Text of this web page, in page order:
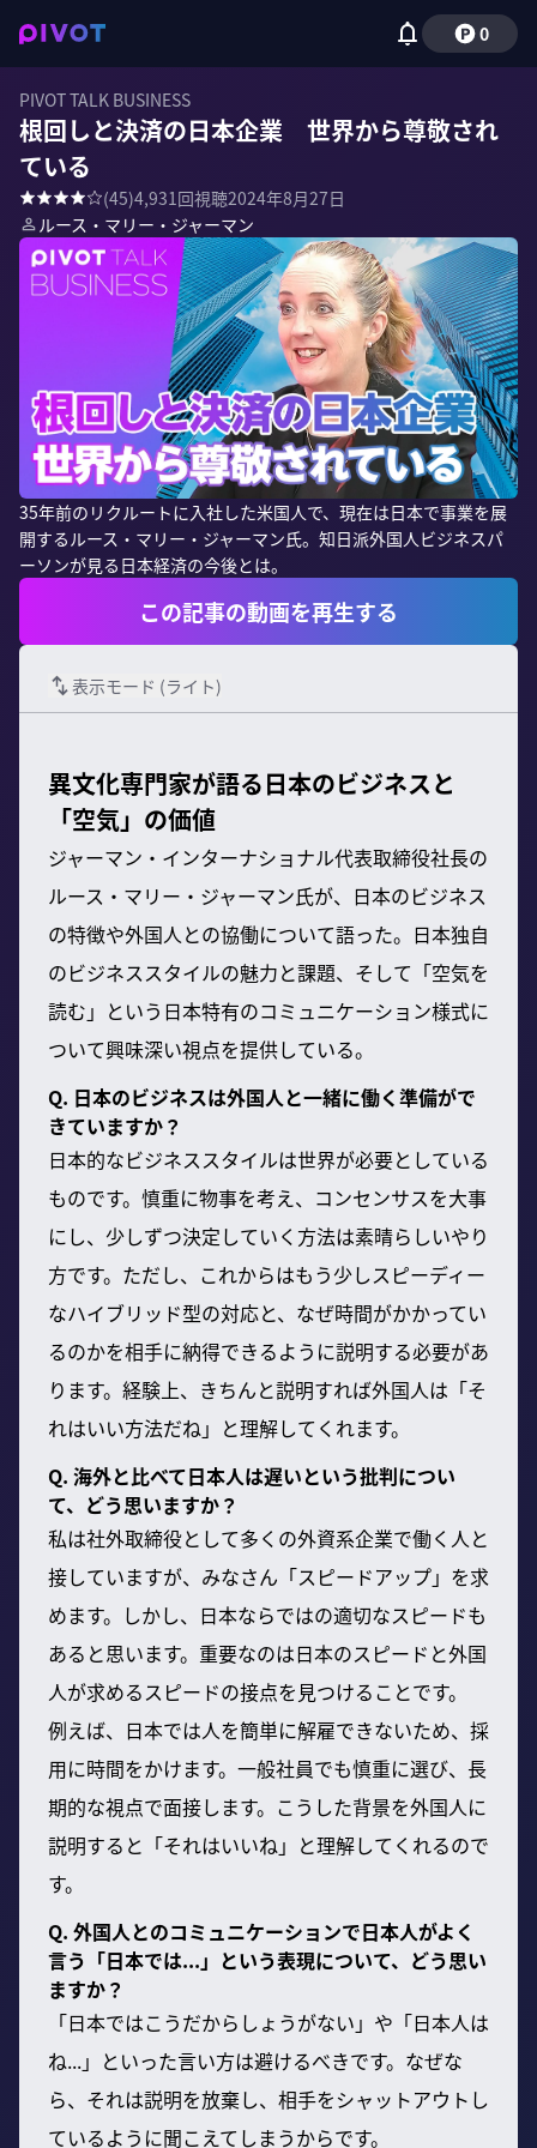
0
PIVOT TALK BUSINESS
根回しと決済の日本企業 世界から尊敬され
ている
(45)4,931回視聴2024年8月27日
ルース・マリー・ジャーマン
35年前のリクルートに入社した米国人で、現在は日本で事業を展
開するルース・マリー・ジャーマン氏。知日派外国人ビジネスパ
ーソンが見る日本経済の今後とは。
この記事の動画を再生する
表示モード (ライト)
異文化専門家が語る日本のビジネスと
「空気」の価値
ジャーマン・インターナショナル代表取締役社長の
ルース・マリー・ジャーマン氏が、日本のビジネス
の特徴や外国人との協働について語った。日本独自
のビジネススタイルの魅力と課題、そして「空気を
読む」という日本特有のコミュニケーション様式に
ついて興味深い視点を提供している。
Q. 日本のビジネスは外国人と一緒に働く準備がで
きていますか？
日本的なビジネススタイルは世界が必要としている
ものです。慎重に物事を考え、コンセンサスを大事
にし、少しずつ決定していく方法は素晴らしいやり
方です。ただし、これからはもう少しスピーディー
なハイブリッド型の対応と、なぜ時間がかかってい
るのかを相手に納得できるように説明する必要があ
ります。経験上、きちんと説明すれば外国人は「そ
れはいい方法だね」と理解してくれます。
Q. 海外と比べて日本人は遅いという批判につい
て、どう思いますか？
私は社外取締役として多くの外資系企業で働く人と
接していますが、みなさん「スピードアップ」を求
めます。しかし、日本ならではの適切なスピードも
あると思います。重要なのは日本のスピードと外国
人が求めるスピードの接点を見つけることです。
例えば、日本では人を簡単に解雇できないため、採
用に時間をかけます。一般社員でも慎重に選び、長
期的な視点で面接します。こうした背景を外国人に
説明すると「それはいいね」と理解してくれるので
す。
Q. 外国人とのコミュニケーションで日本人がよく
言う「日本では...」という表現について、どう思い
ますか？
「日本ではこうだからしょうがない」や「日本人は
ね...」といった言い方は避けるべきです。なぜな
ら、それは説明を放棄し、相手をシャットアウトし
ているように聞こえてしまうからです。